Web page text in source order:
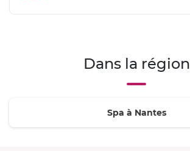
Dans la région
Spa à Nantes